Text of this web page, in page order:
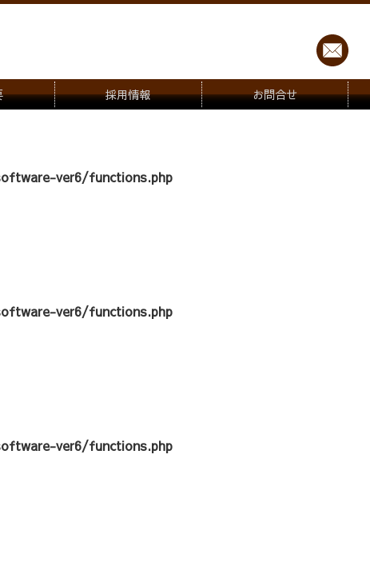
採用情報 お問合せ
ver6/functions.php
ver6/functions.php
ver6/functions.php